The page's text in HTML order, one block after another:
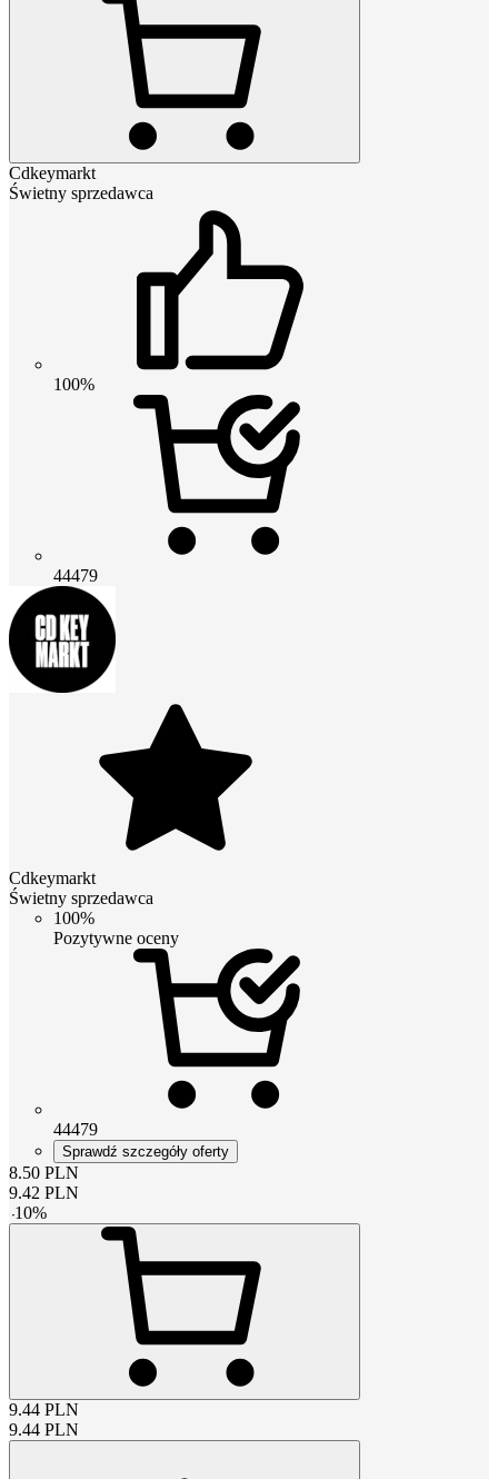
Cdkeymarkt
Świetny sprzedawca
100%
44479
Cdkeymarkt
Świetny sprzedawca
100%
Pozytywne oceny
44479
Sprawdź szczegóły oferty
8.50 PLN
9.42 PLN
-10%
9.44 PLN
9.44 PLN